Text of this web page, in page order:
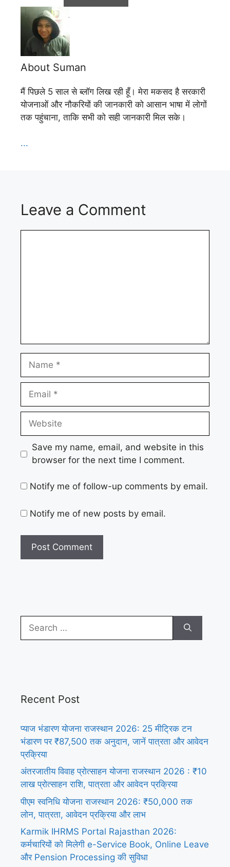
About Suman
मैं पिछले 5 साल से ब्लॉग लिख रही हूँ। मेरा मकसद है सरकारी
योजनाओं और नौकरियों की जानकारी को आसान भाषा में लोगों
तक पहुंचाना, ताकि सभी को सही जानकारी मिल सके।
...
Leave a Comment
Name
Email
Website
Save my name, email, and website in this
browser for the next time I comment.
Notify me of follow-up comments by email.
Notify me of new posts by email.
for:
Recent Post
प्याज भंडारण योजना राजस्थान 2026: 25 मीट्रिक टन
भंडारण पर ₹87,500 तक अनुदान, जानें पात्रता और आवेदन
प्रक्रिया
अंतरजातीय विवाह प्रोत्साहन योजना राजस्थान 2026 : ₹10
लाख प्रोत्साहन राशि, पात्रता और आवेदन प्रक्रिया
पीएम स्वनिधि योजना राजस्थान 2026: ₹50,000 तक
लोन, पात्रता, आवेदन प्रक्रिया और लाभ
Karmik IHRMS Portal Rajasthan 2026:
कर्मचारियों को मिलेगी e-Service Book, Online Leave
और Pension Processing की सुविधा